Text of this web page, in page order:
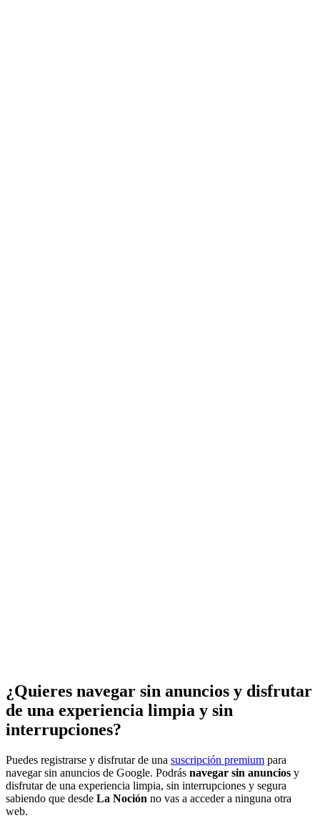
¿Quieres navegar sin anuncios y disfrutar
de una experiencia limpia y sin
interrupciones?
Puedes registrarse y disfrutar de una suscripción premium para
navegar sin anuncios de Google. Podrás navegar sin anuncios y
disfrutar de una experiencia limpia, sin interrupciones y segura
sabiendo que desde La Noción no vas a acceder a ninguna otra
web.